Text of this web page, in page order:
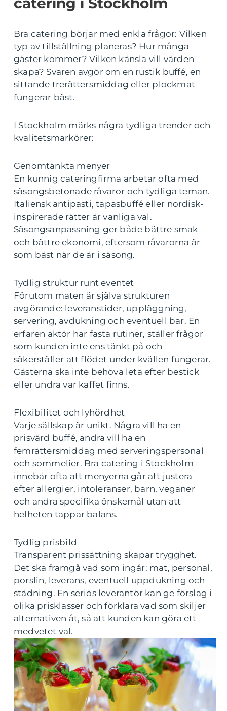
Bra catering börjar med enkla frågor: Vilken
typ av tillställning planeras? Hur många
gäster kommer? Vilken känsla vill värden
skapa? Svaren avgör om en rustik buffé, en
sittande trerättersmiddag eller plockmat
fungerar bäst.
I Stockholm märks några tydliga trender och
kvalitetsmarkörer:
Genomtänkta menyer
En kunnig cateringfirma arbetar ofta med
säsongsbetonade råvaror och tydliga teman.
Italiensk antipasti, tapasbuffé eller nordisk-
inspirerade rätter är vanliga val.
Säsongsanpassning ger både bättre smak
och bättre ekonomi, eftersom råvarorna är
som bäst när de är i säsong.
Tydlig struktur runt eventet
Förutom maten är själva strukturen
avgörande: leveranstider, uppläggning,
servering, avdukning och eventuell bar. En
erfaren aktör har fasta rutiner, ställer frågor
som kunden inte ens tänkt på och
säkerställer att flödet under kvällen fungerar.
Gästerna ska inte behöva leta efter bestick
eller undra var kaffet finns.
Flexibilitet och lyhördhet
Varje sällskap är unikt. Några vill ha en
prisvärd buffé, andra vill ha en
femrättersmiddag med serveringspersonal
och sommelier. Bra catering i Stockholm
innebär ofta att menyerna går att justera
efter allergier, intoleranser, barn, veganer
och andra specifika önskemål utan att
helheten tappar balans.
Tydlig prisbild
Transparent prissättning skapar trygghet.
Det ska framgå vad som ingår: mat, personal,
porslin, leverans, eventuell uppdukning och
städning. En seriös leverantör kan ge förslag i
olika prisklasser och förklara vad som skiljer
alternativen åt, så att kunden kan göra ett
medvetet val.